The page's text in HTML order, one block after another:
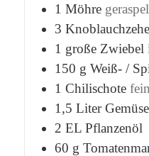
1 Möhre
3
1 große Zwiebel
150 g Weiß- /
1 Chilischote
1,5 Liter
2 EL Pflanzenöl
60 g